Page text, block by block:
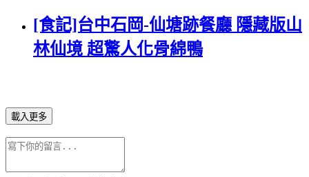
[食記]台中石岡-仙塘跡餐廳 隱藏版山
林仙境 超驚人化骨綿鴨
載入更多